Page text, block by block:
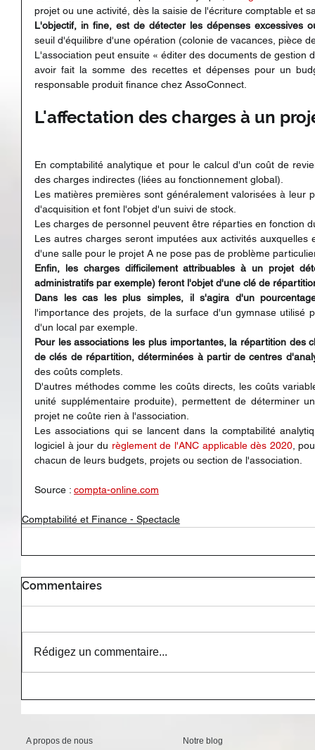
projet ou une activité, dès la saisie de l'écriture comptable et
L'objectif, in fine, est de détecter les dépenses excessives
seuil d'équilibre d'une opération (colonie de vacances, pièce
L'association peut ensuite « éditer des documents de gestion
avoir fait la somme des recettes et dépenses pour un
responsable produit finance chez AssoConnect.
L'affectation des charges à un
En comptabilité analytique et pour le calcul d'un coût de
des charges indirectes (liées au fonctionnement global).
Les matières premières sont généralement valorisées à leur
d'acquisition et font l'objet d'un suivi de stock.
Les charges de personnel peuvent être réparties en fonction
Les autres charges seront imputées aux activités auxquelles
d'une salle pour le projet A ne pose pas de problème
Enfin, les charges difficilement attribuables à un projet
administratifs par exemple) feront l'objet d'une clé de
Dans les cas les plus simples, il s'agira d'un
l'importance des projets, de la surface d'un gymnase utilisé
d'un local par exemple.
Pour les associations les plus importantes, la répartition des
de clés de répartition, déterminées à partir de centres
des coûts complets.
D'autres méthodes comme les coûts directs, les coûts
unité supplémentaire produite), permettent de déterminer
projet ne coûte rien à l'association.
Les associations qui se lancent dans la comptabilité
logiciel à jour du règlement de l'ANC applicable dès 2020,
chacun de leurs budgets, projets ou section de l'association.
Source : compta-online.com
Comptabilité et Finance - Spectacle
Commentaires
Rédigez un commentaire...
A propos de nous Notre blog